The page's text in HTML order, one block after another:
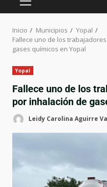
Inicio Municipios
Yopal
Fallece uno de los
gases químicos en Yopal
Yopal
Fallece uno de los
por inhalación de
Leidy Carolina Aguirre